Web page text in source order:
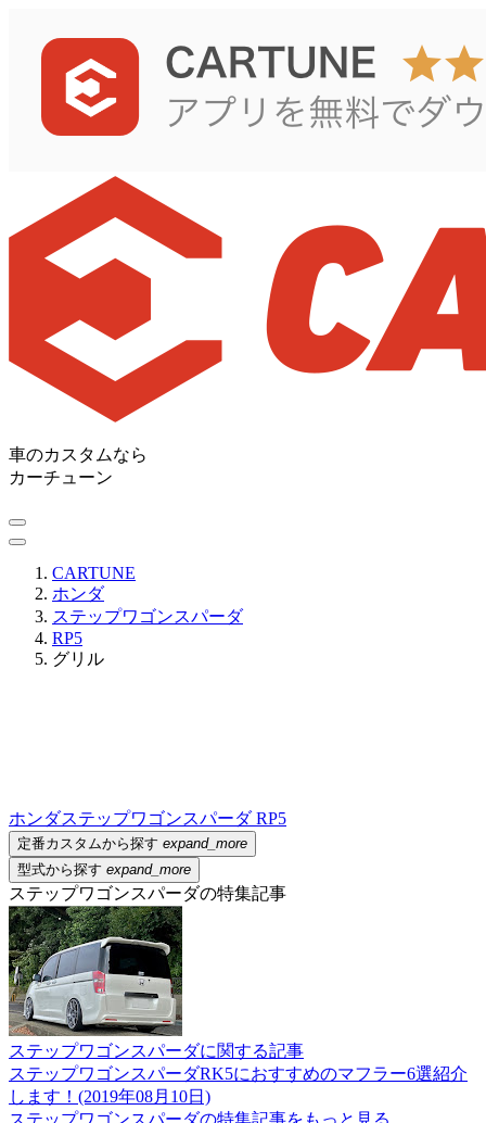
車のカスタムなら
カーチューン
CARTUNE
ホンダ
ステップワゴンスパーダ
RP5
グリル
ホンダステップワゴンスパーダ RP5
定番カスタムから探す expand_more
型式から探す expand_more
ステップワゴンスパーダの特集記事
ステップワゴンスパーダに関する記事
ステップワゴンスパーダRK5におすすめのマフラー6選紹介
します！(2019年08月10日)
ステップワゴンスパーダの特集記事をもっと見る